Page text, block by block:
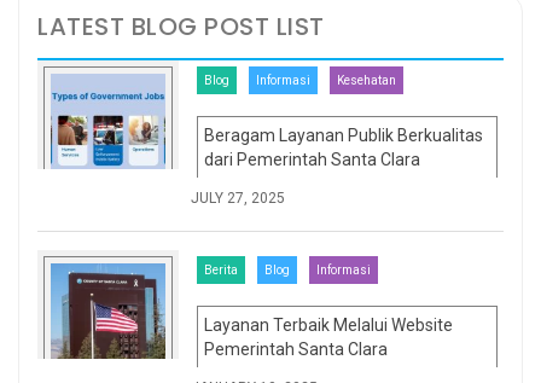
LATEST BLOG POST LIST
Blog Informasi Kesehatan
Beragam Layanan Publik Berkualitas
dari Pemerintah Santa Clara
JULY 27, 2025
Berita Blog Informasi
Layanan Terbaik Melalui Website
Pemerintah Santa Clara